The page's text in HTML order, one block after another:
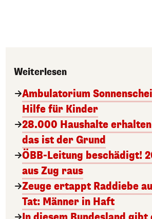
Weiterlesen
Ambulatorium
Hilfe für Kinder
28.000 Haushalte erhalten
das ist der Grund
ÖBB-Leitung beschädigt!
aus Zug raus
Zeuge ertappt Raddiebe
Tat: Männer in Haft